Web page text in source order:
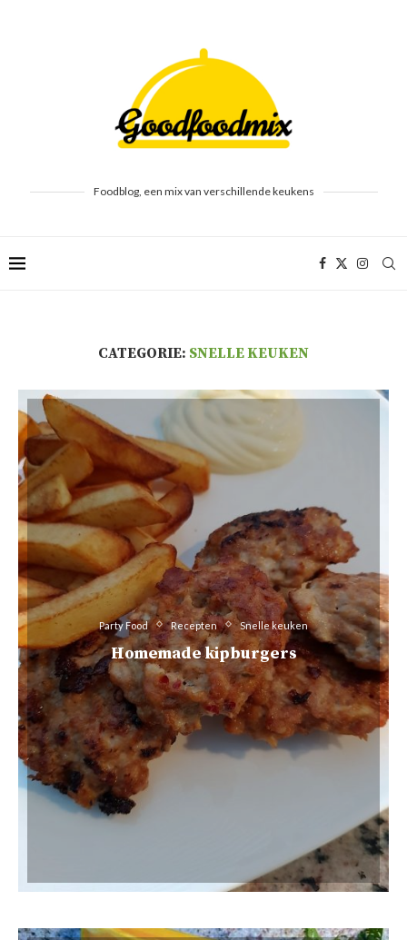
Foodblog, een mix van verschillende keukens
CATEGORIE: SNELLE KEUKEN
Party Food Recepten Snelle keuken
Homemade kipburgers